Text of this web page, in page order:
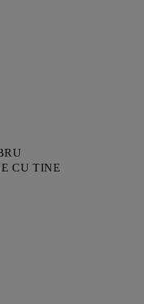
CU TINE